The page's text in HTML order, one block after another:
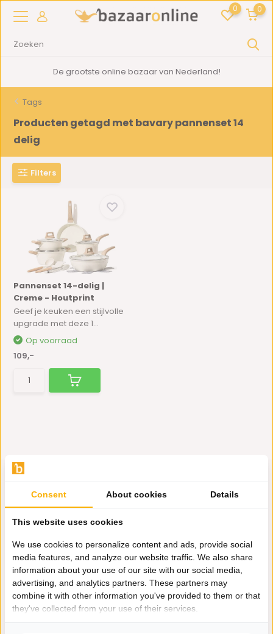
0 0
De grootste online bazaar van Nederland!
Tags
Producten getagd met bavary pannenset 14
delig
Filters
Pannenset 14-delig |
Creme - Houtprint
Geef je keuken een stijlvolle
upgrade met deze 1...
Op voorraad
109,-
Hulp nodig?
Whatsapp ons
0162-231130
klantenservice@bazaaronline.nl
Consent About cookies Details
This website uses cookies
We use cookies to personalize content and ads, provide social
media features, and analyze our website traffic. We also share
information about your use of our site with our social media,
advertising, and analytics partners. These partners may
combine it with other information you've provided to them or that
they've collected from your use of their services.